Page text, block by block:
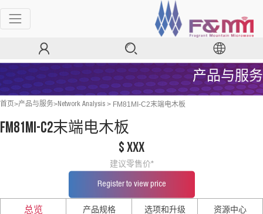
产品与服务
首页>产品与服务>Network Analysis > FM81MI-C2末端电木板
FM81MI-C2末端电木板
$ xxx
建议零售价*
Register to view price
总览 产品规格 选项和升级 资源中心